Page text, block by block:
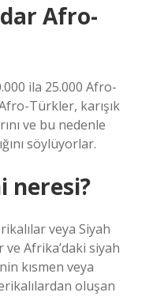
Afro-
ila 25.000 Afro-
Türkler, karışık
ve bu nedenle
söylüyorlar.
neresi?
veya Siyah
Afrika’daki siyah
kısmen veya
oluşan